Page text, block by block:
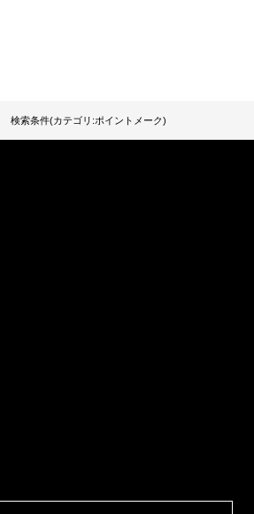
検索条件(カテゴリ:ポイントメーク)